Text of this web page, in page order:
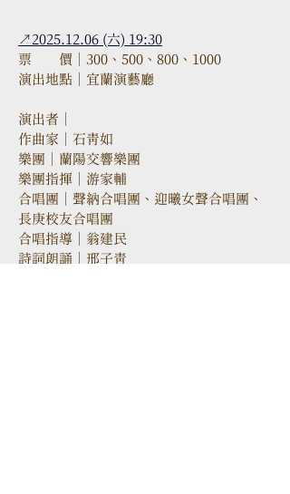
↗2025.12.06 (六) 19:30
票　　價｜300、500、800、1000
演出地點｜宜蘭演藝廳
演出者｜
作曲家｜石青如
樂團｜蘭陽交響樂團
樂團指揮｜游家輔
合唱團｜聲納合唱團、迎曦女聲合唱團、
長庚校友合唱團
合唱指導｜翁建民
詩詞朗誦｜邢子青